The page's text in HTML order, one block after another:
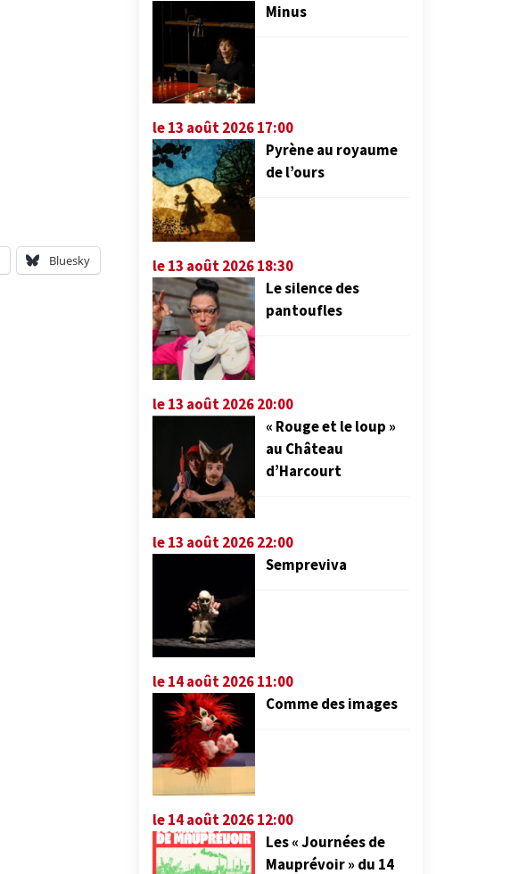
Bluesky
Minus
le 13 août 2026 17:00
Pyrène au royaume
de l’ours
le 13 août 2026 18:30
Le silence des
pantoufles
le 13 août 2026 20:00
« Rouge et le loup »
au Château
d’Harcourt
le 13 août 2026 22:00
Sempreviva
le 14 août 2026 11:00
Comme des images
le 14 août 2026 12:00
Les « Journées de
Mauprévoir » du 14